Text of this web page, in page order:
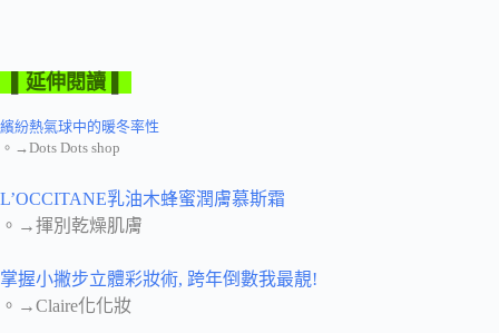
▌延伸閱讀 ▌
繽紛熱氣球中的暖冬率性
。→Dots Dots shop
L’OCCITANE乳油木蜂蜜潤膚慕斯霜
。→揮別乾燥肌膚
掌握小撇步立體彩妝術, 跨年倒數我最靚!
。→Claire化化妝